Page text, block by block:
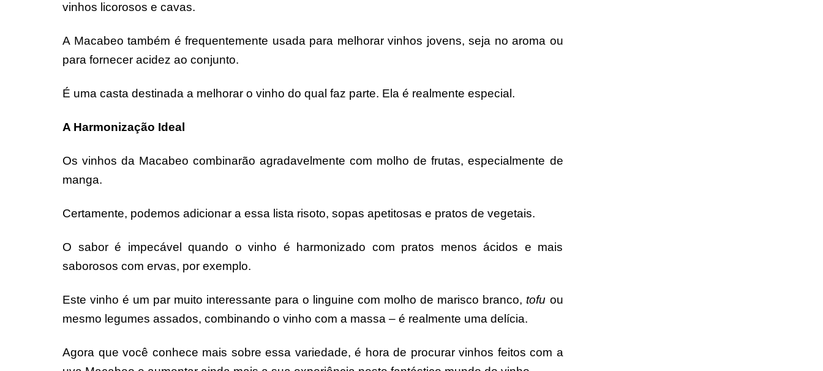
vinhos licorosos e cavas.
A Macabeo também é frequentemente usada para melhorar vinhos jovens, seja no aroma ou
para fornecer acidez ao conjunto.
É uma casta destinada a melhorar o vinho do qual faz parte. Ela é realmente especial.
A Harmonização Ideal
Os vinhos da Macabeo combinarão agradavelmente com molho de frutas, especialmente de
manga.
Certamente, podemos adicionar a essa lista risoto, sopas apetitosas e pratos de vegetais.
O sabor é impecável quando o vinho é harmonizado com pratos menos ácidos e mais
saborosos com ervas, por exemplo.
Este vinho é um par muito interessante para o linguine com molho de marisco branco,tofu ou
mesmo legumes assados, combinando o vinho com a massa – é realmente uma delícia.
Agora que você conhece mais sobre essa variedade, é hora de procurar vinhos feitos com a